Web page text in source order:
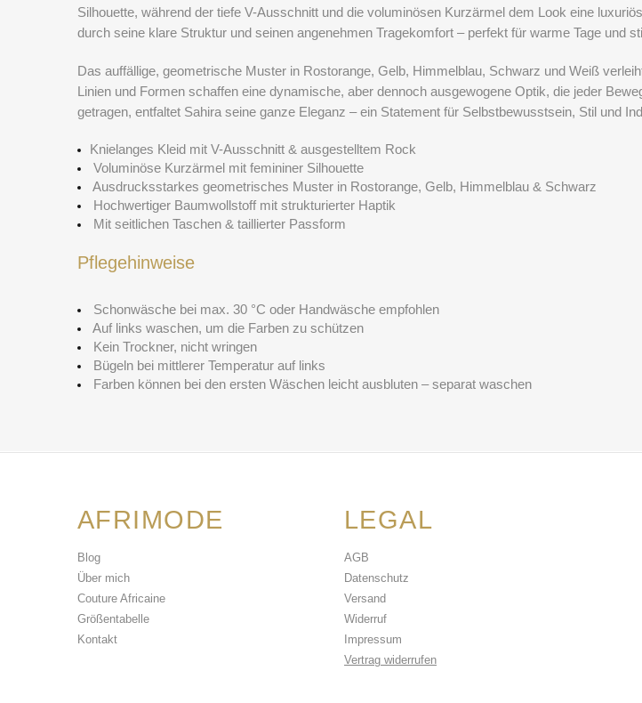
Silhouette, während der tiefe V-Ausschnitt und die voluminösen Kurzärmel dem Look eine
durch seine klare Struktur und seinen angenehmen Tragekomfort – perfekt für warme Tage und
Das auffällige, geometrische Muster in Rostorange, Gelb, Himmelblau, Schwarz und Weiß
Linien und Formen schaffen eine dynamische, aber dennoch ausgewogene Optik, die jeder
getragen, entfaltet Sahira seine ganze Eleganz – ein Statement für Selbstbewusstsein, Stil und
Knielanges Kleid mit V-Ausschnitt & ausgestelltem Rock
Voluminöse Kurzärmel mit femininer Silhouette
Ausdrucksstarkes geometrisches Muster in Rostorange, Gelb, Himmelblau & Schwarz
Hochwertiger Baumwollstoff mit strukturierter Haptik
Mit seitlichen Taschen & taillierter Passform
Pflegehinweise
Schonwäsche bei max. 30 °C oder Handwäsche empfohlen
Auf links waschen, um die Farben zu schützen
Kein Trockner, nicht wringen
Bügeln bei mittlerer Temperatur auf links
Farben können bei den ersten Wäschen leicht ausbluten – separat waschen
AFRIMODE
Blog
Über mich
Couture Africaine
Größentabelle
Kontakt
LEGAL
AGB
Datenschutz
Versand
Widerruf
Impressum
Vertrag widerrufen